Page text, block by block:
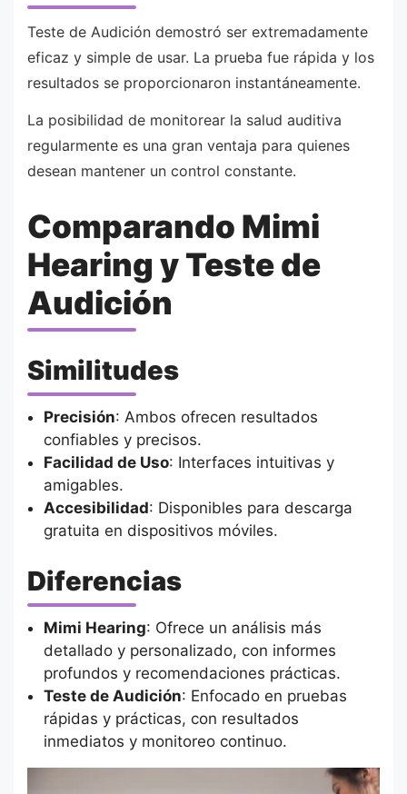
Teste de Audición demostró ser extremadamente
eficaz y simple de usar. La prueba fue rápida y los
resultados se proporcionaron instantáneamente.
La posibilidad de monitorear la salud auditiva
regularmente es una gran ventaja para quienes
desean mantener un control constante.
Comparando Mimi
Hearing y Teste de
Audición
Similitudes
Precisión: Ambos ofrecen resultados
confiables y precisos.
Facilidad de Uso: Interfaces intuitivas y
amigables.
Accesibilidad: Disponibles para descarga
gratuita en dispositivos móviles.
Diferencias
Mimi Hearing: Ofrece un análisis más
detallado y personalizado, con informes
profundos y recomendaciones prácticas.
Teste de Audición: Enfocado en pruebas
rápidas y prácticas, con resultados
inmediatos y monitoreo continuo.